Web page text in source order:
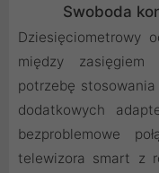
Swoboda
Dziesięciometrowy
między
potrzebę
dodatkowych
bezproblemowe
telewizora smart z